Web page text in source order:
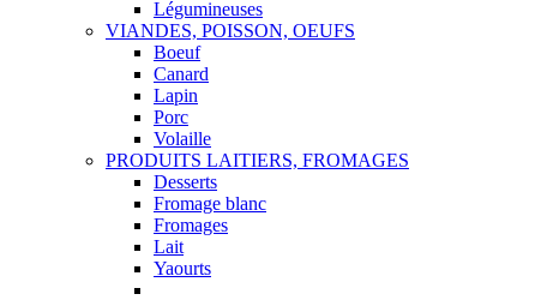
Légumineuses
VIANDES, POISSON, OEUFS
Boeuf
Canard
Lapin
Porc
Volaille
PRODUITS LAITIERS, FROMAGES
Desserts
Fromage blanc
Fromages
Lait
Yaourts